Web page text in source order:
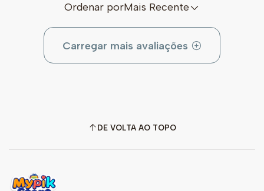
Ordenar porMais Recente
Carregar mais avaliações
DE VOLTA AO TOPO